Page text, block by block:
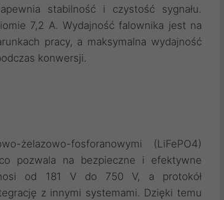
stabilność i czystość sygnału.
7,2 A. Wydajność falownika jest na
pracy, a maksymalna wydajność
konwersji.
żelazowo-fosforanowymi (LiFePO4)
pozwala na bezpieczne i efektywne
od 181 V do 750 V, a protokół
z innymi systemami. Dzięki temu